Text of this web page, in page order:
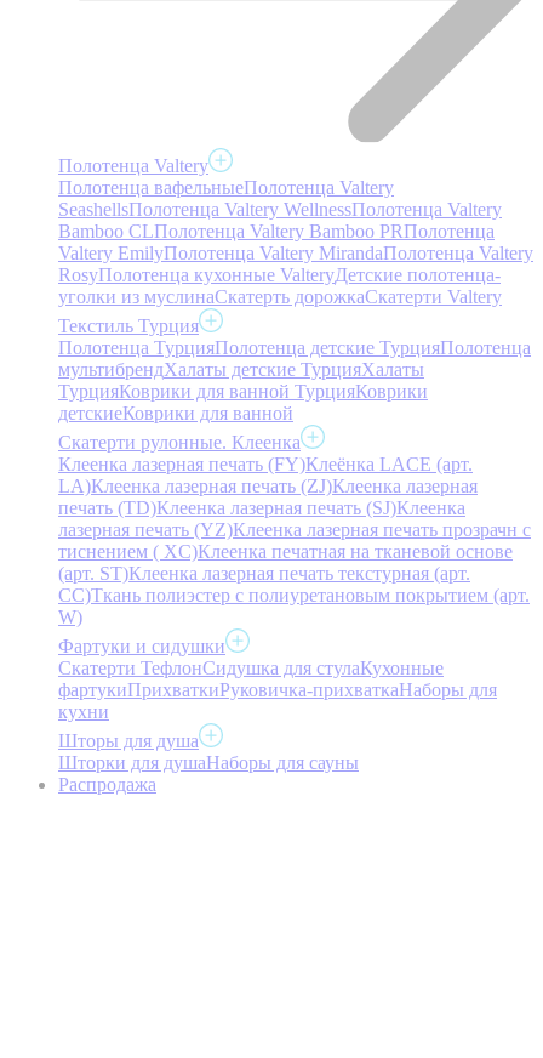
Полотенца Valtery
Полотенца вафельныеПолотенца Valtery
SeashellsПолотенца Valtery WellnessПолотенца Valtery
Bamboo CLПолотенца Valtery Bamboo PRПолотенца
Valtery EmilyПолотенца Valtery MirandaПолотенца Valtery
RosyПолотенца кухонные ValteryДетские полотенца-
уголки из муслинаСкатерть дорожкаСкатерти Valtery
Текстиль Турция
Полотенца ТурцияПолотенца детские ТурцияПолотенца
мультибрендХалаты детские ТурцияХалаты
ТурцияКоврики для ванной ТурцияКоврики
детскиеКоврики для ванной
Скатерти рулонные. Клеенка
Клеенка лазерная печать (FY)Клеёнка LACE (арт.
LA)Клеенка лазерная печать (ZJ)Клеенка лазерная
печать (TD)Клеенка лазерная печать (SJ)Клеенка
лазерная печать (YZ)Клеенка лазерная печать прозрачн с
тиснением ( XC)Клеенка печатная на тканевой основе
(арт. ST)Клеенка лазерная печать текстурная (арт.
CC)Ткань полиэстер с полиуретановым покрытием (арт.
W)
Фартуки и сидушки
Скатерти ТефлонСидушка для стулаКухонные
фартукиПрихваткиРуковичка-прихваткаНаборы для
кухни
Шторы для душа
Шторки для душаНаборы для сауны
Распродажа